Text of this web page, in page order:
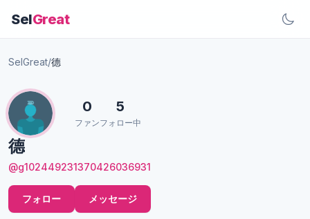
SelGreat
SelGreat/德
德
@g102449231370426036931
0
ファン
5
フォロー中
フォロー メッセージ